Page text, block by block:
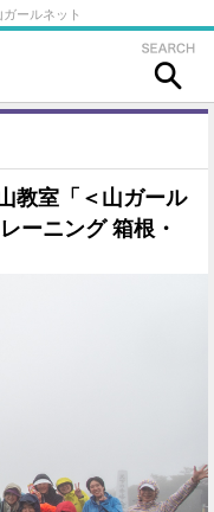
ールネット
教室「＜山ガール
ーニング 箱根・